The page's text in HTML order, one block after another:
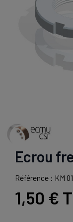
Ecrou
Référence : KM 01
1,50 €